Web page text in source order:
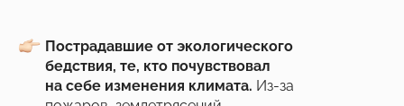
Пострадавшие от экологического
бедствия, те, кто почувствовал
на себе изменения климата. Из-за